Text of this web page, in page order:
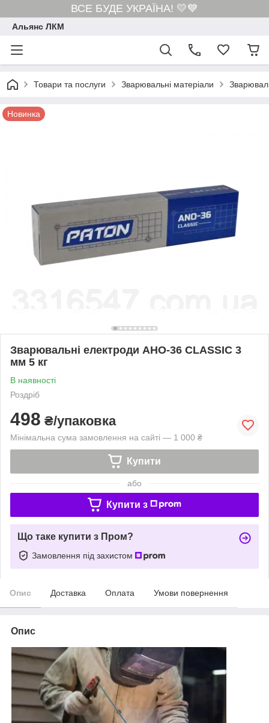
ВСЕ БУДЕ УКРАЇНА! 💛💙
Альянс ЛКМ
Товари та послуги Зварювальні матеріали
Новинка
Зварювальні електроди АНО-36 CLASSIC 3
мм 5 кг
В наявності
Роздріб
498 ₴/упаковка
Мінімальна сума замовлення на сайті — 1 000 ₴
Купити
або
Купити з
Що таке купити з Пром?
Замовлення під захистом
Опис Доставка Оплата Умови повернення
Опис